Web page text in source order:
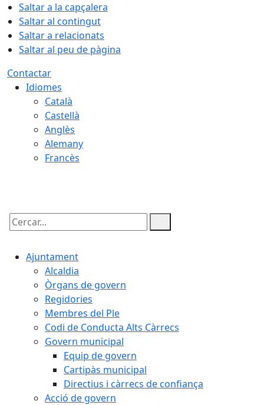
Saltar a la capçalera
Saltar al contingut
Saltar a relacionats
Saltar al peu de pàgina
Contactar
Idiomes
Català
Castellà
Anglès
Alemany
Francès
Cercar:
Ajuntament
Alcaldia
Òrgans de govern
Regidories
Membres del Ple
Codi de Conducta Alts Càrrecs
Govern municipal
Equip de govern
Cartipàs municipal
Directius i càrrecs de confiança
Acció de govern